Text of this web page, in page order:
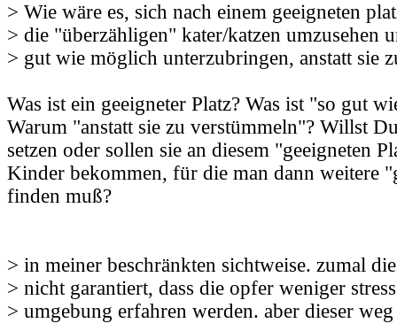
> Wie wäre es, sich nach einem geeigneten
> die "überzähligen" kater/katzen umzusehen
> gut wie möglich unterzubringen, anstatt sie
Was ist ein geeigneter Platz? Was ist "so gut
Warum "anstatt sie zu verstümmeln"? Willst
setzen oder sollen sie an diesem "geeigneten
Kinder bekommen, für die man dann weitere
finden muß?
> in meiner beschränkten sichtweise. zumal
> nicht garantiert, dass die opfer weniger
> umgebung erfahren werden. aber dieser